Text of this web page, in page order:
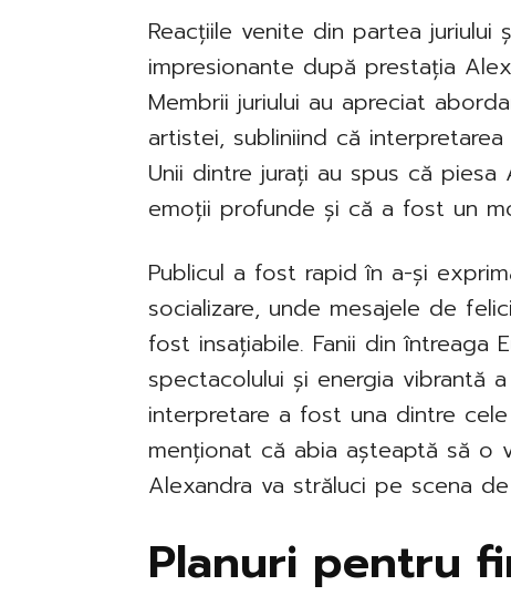
Reacțiile venite din partea juriului
impresionante după prestația
Membrii juriului au apreciat
artistei, subliniind că
Unii dintre jurați au spus că
emoții profunde și că a fost un
Publicul a fost rapid în a-și
socializare, unde mesajele de
fost insațiabile. Fanii din întreaga
spectacolului și energia vibrantă
interpretare a fost una dintre
menționat că abia așteaptă să o
Alexandra va străluci pe scena
Planuri pentru